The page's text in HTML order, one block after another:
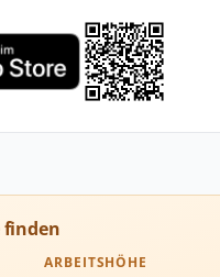
finden
ARBEITSHÖHE